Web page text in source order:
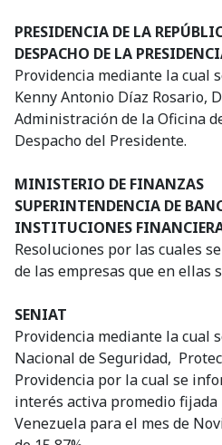
PRESIDENCIA DE LA
DESPACHO DE LA
Providencia mediante la cual
Kenny Antonio Díaz Rosario,
Administración de la Oficina
Despacho del Presidente.
MINISTERIO DE FINANZAS
SUPERINTENDENCIA DE
INSTITUCIONES
Resoluciones por las cuales
de las empresas que en ellas
SENIAT
Providencia mediante la cual
Nacional de Seguridad,
Providencia por la cual se
interés activa promedio
Venezuela para el mes de